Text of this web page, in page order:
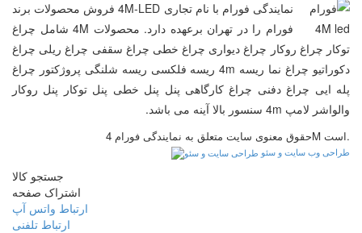
نمایندگی فورام با نام تجاری 4M-LED فروش محصولات برند
فورام را در تهران برعهده دارد. محصولات 4M شامل چراغ
توکار چراغ روکار چراغ دیواری چراغ خطی چراغ سقفی چراغ ریلی چراغ
دکوراتیو چراغ نما ریسه 4m ریسه فلکسی ریسه شلنگی پروژکتور چراغ
پله ایی چراغ دفنی چراغ کارگاهی پنل پنل خطی پنل توکار پنل روکار
والواشر لامپ 4m سنسور بالا آینه می باشد.
حقوق معنوی سایت متعلق به نمایندگی فورام 4M است.
طراحی وب سایت و سئو
جستجو کالا
اشتراک صفحه
ارتباط واتس آپ
ارتباط تلفنی